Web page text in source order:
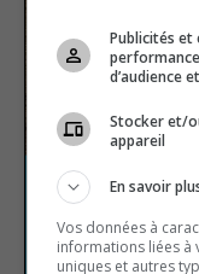
Publicités et
d’audience
Stocker et/
appareil
En savoir
Vos données à
informations liées à
uniques et autres